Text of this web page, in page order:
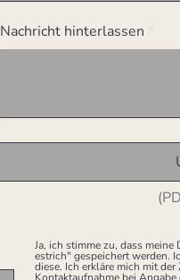
Nachricht hinterlassen
Ja, ich stimme zu, dass
estrich" gespeichert werden.
diese. Ich erkläre mich mit